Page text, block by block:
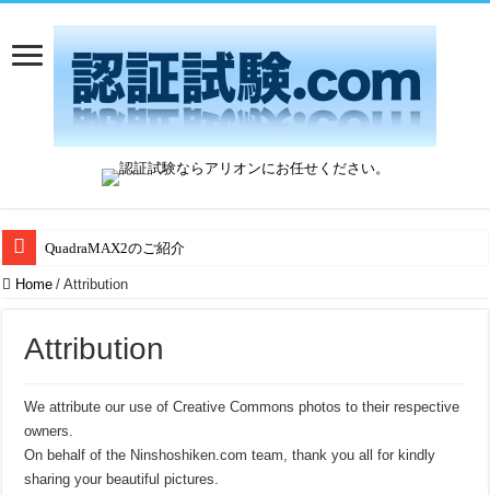
QuadraMAX2のご紹介
Home / Attribution
Attribution
We attribute our use of Creative Commons photos to their respective
owners.
On behalf of the Ninshoshiken.com team, thank you all for kindly
sharing your beautiful pictures.